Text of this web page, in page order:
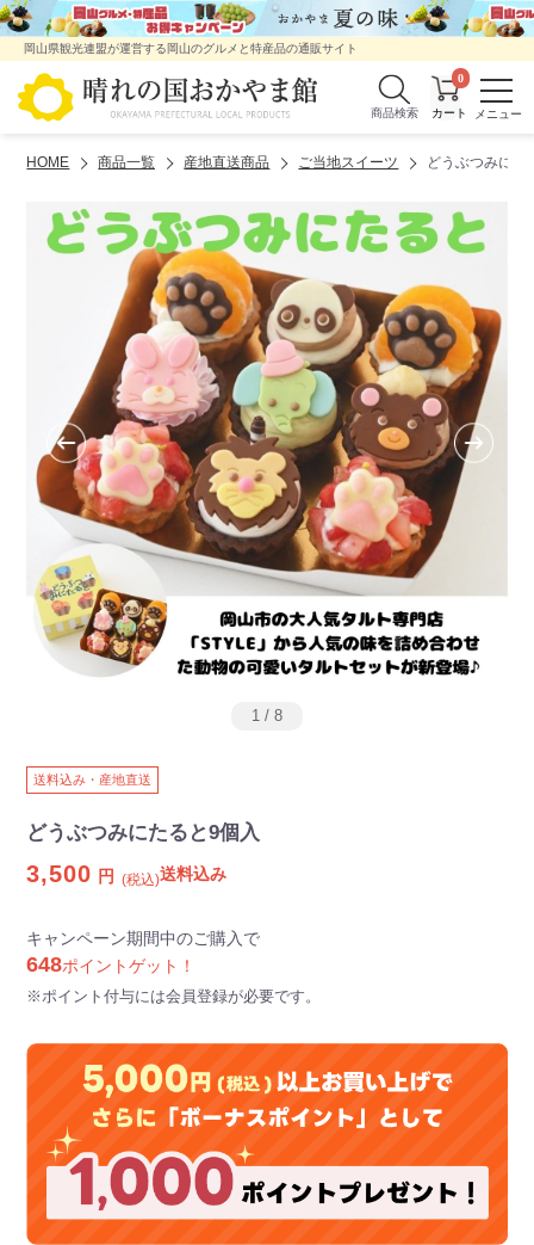
岡山県観光連盟が運営する岡山のグルメと特産品の通販サイト
商品検索
0
HOME 商品一覧 産地直送商品 ご当地スイーツ どうぶつみにた
1 / 8
送料込み・産地直送
どうぶつみにたると9個入
3,500 円 (税込)送料込み
キャンペーン期間中のご購入で
648ポイントゲット！
※ポイント付与には会員登録が必要です。